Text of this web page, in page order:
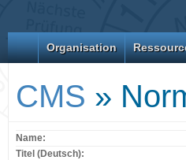
Organisation
CMS »
Name:
Titel (Deutsch):